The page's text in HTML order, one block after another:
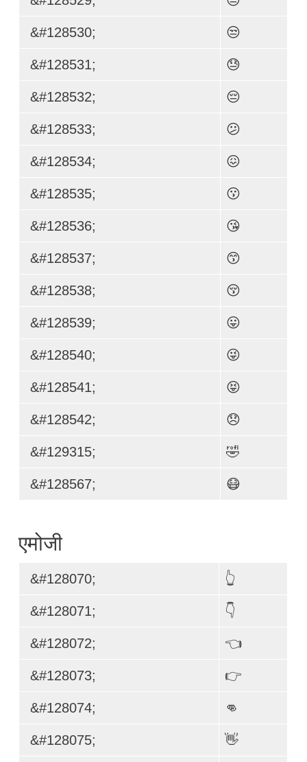
&#128530; 😒
&#128531; 😓
&#128532; 😔
&#128533; 😕
&#128534; 😖
&#128535; 😗
&#128536; 😘
&#128537; 😙
&#128538; 😚
&#128539; 😛
&#128540; 😜
&#128541; 😝
&#128542; 😞
&#129315; 🤣
&#128567; 😷
एमोजी
&#128070; 👆
&#128071; 👇
&#128072; 👈
&#128073; 👉
&#128074; 👊
&#128075; 👋